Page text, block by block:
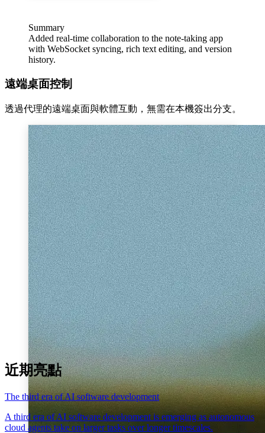
Summary
Added real-time collaboration to the note-taking app
with WebSocket syncing, rich text editing, and version
history.
遠端桌面控制
透過代理的遠端桌面與軟體互動，無需在本機簽出分支。
近期亮點
The third era of AI software development
A third era of AI software development is emerging as autonomous
cloud agents take on larger tasks over longer timescales.